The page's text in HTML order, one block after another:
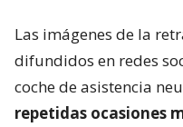
Las imágenes de la
difundidos en redes
coche de asistencia
repetidas ocasiones